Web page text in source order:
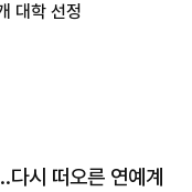
대학 선정
시 떠오른 연예계